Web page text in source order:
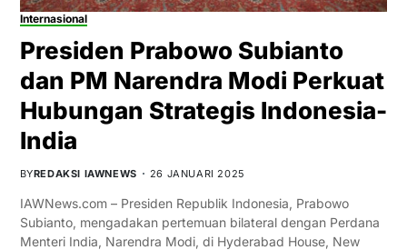
Internasional
Presiden Prabowo Subianto
dan PM Narendra Modi Perkuat
Hubungan Strategis Indonesia-
India
BYREDAKSI IAWNEWS 26 JANUARI 2025
IAWNews.com – Presiden Republik Indonesia, Prabowo
Subianto, mengadakan pertemuan bilateral dengan Perdana
Menteri India, Narendra Modi, di Hyderabad House, New